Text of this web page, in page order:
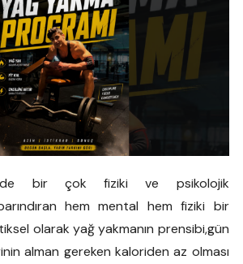
bir çok fiziki ve psikolojik
hem mental hem fiziki bir
olarak yağ yakmanın prensibi,gün
alman gereken kaloriden az olması